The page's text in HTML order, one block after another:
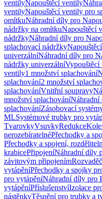
ventilyNapouštěcí ventily
ventilyNapouštěcí ventily pro
omítkuNáhradní díly pro
nádržky na omítkuNapouštěcí
nádržkyNáhradní díly pro
splachovací nádržky
univerzálníNáhradní díly pro
nádržky univerzální
ventily1 množství splachování
splachování2 množství
splachováníVnitřní soupravy
množství splachováníNáhradní
splachováníZásobovací
MLSystémové trubky pro
TvarovkyVsuvkyRedukce
nerozebíratelnéPřechodky a
Přechodky a spojení,
krabicePřipojeníNáhradní díly
závitovým připojením
vytápěníPřechodky a spojky
pro vytápěníNáhradní díly pro
vytápěníPříslušenstvíIzolace
nástěnkyTěsnění pro trubky a